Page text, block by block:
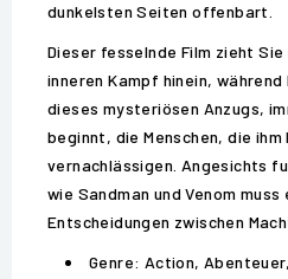
dunkelsten Seiten offenbart.
Dieser fesselnde Film zieht
inneren Kampf hinein,
dieses mysteriösen Anzugs,
beginnt, die Menschen, die ihm
vernachlässigen. Angesichts
wie Sandman und Venom
Entscheidungen zwischen
Genre: Action,